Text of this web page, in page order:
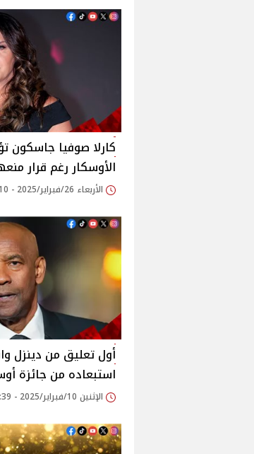
كارلا صوفيا جاسكون
الأوسكار رغم قرار
الأربعاء 26/فبراير/2025 - 09:10 م
أول تعليق من دينزل
استبعاده من جائزة
الإثنين 10/فبراير/2025 - 01:39 ص